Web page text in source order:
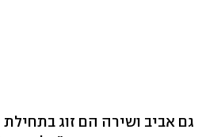
גם אביב ושירה הם זוג